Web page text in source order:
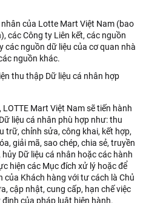
nhân của Lotte Mart Việt Nam (bao
các Công ty Liên kết, các nguồn
các nguồn dữ liệu của cơ quan nhà
nguồn khác.
thu thập Dữ liệu cá nhân hợp
Mart Việt Nam sẽ tiến hành
liệu cá nhân phù hợp như: thu
trữ, chỉnh sửa, công khai, kết hợp,
giải mã, sao chép, chia sẻ, truyền
Dữ liệu cá nhân hoặc các hành
hiện các Mục đích xử lý hoặc để
của Khách hàng với tư cách là Chủ
cập nhật, cung cấp, hạn chế việc
của pháp luật hiện hành.